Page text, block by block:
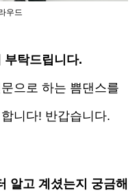
우드
부탁드립니다.
으로 하는 쁨댄스를
니다! 반갑습니다.
알고 계셨는지 궁금해